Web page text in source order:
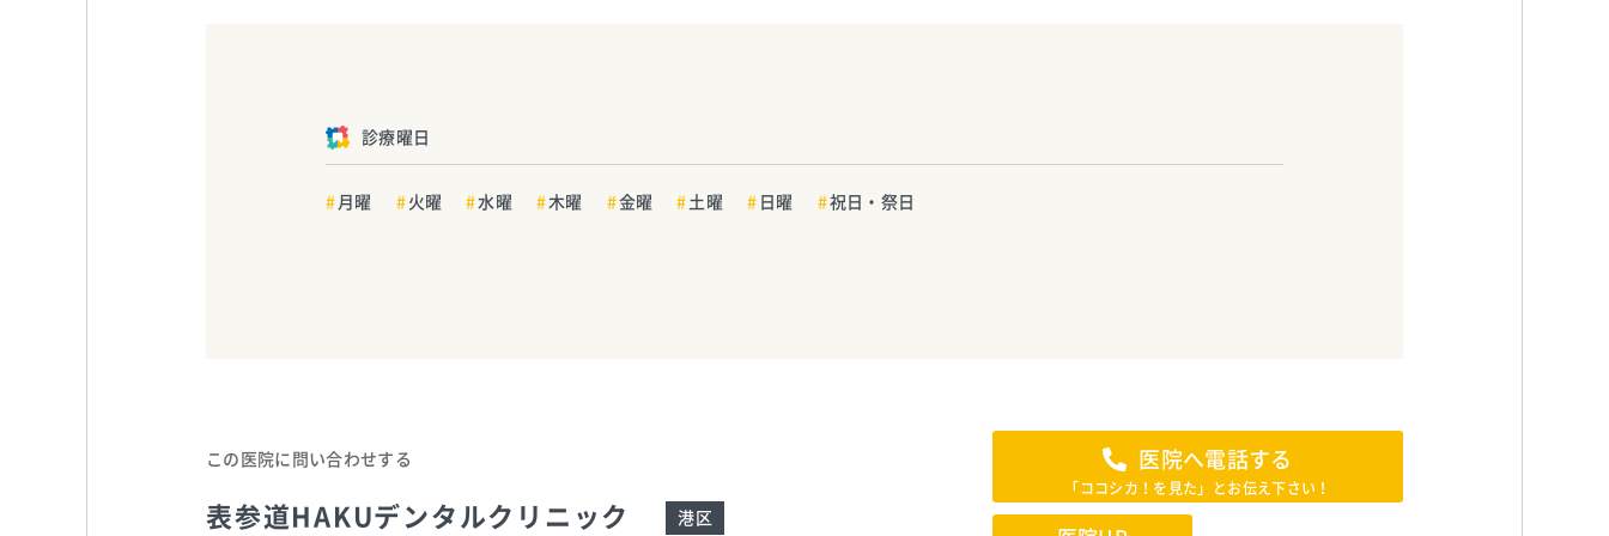
診療曜日
月曜 火曜 水曜 木曜 金曜 土曜 日曜 祝日・祭日
この医院に問い合わせする
表参道HAKUデンタルクリニック 港区
医院へ電話する
「ココシカ！を見た」とお伝え下さい！